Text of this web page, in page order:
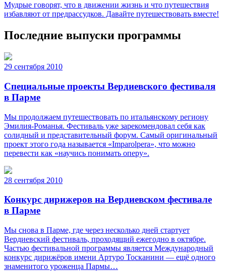
Мудрые говорят, что в движении жизнь и что путешествия
избавляют от предрассудков. Давайте путешествовать вместе!
Последние выпуски программы
29 сентября 2010
Специальные проекты Вердиевского фестиваля
в Парме
Мы продолжаем путешествовать по итальянскому региону
Эмилия-Романья. Фестиваль уже зарекомендовал себя как
солидный и представительный форум. Самый оригинальный
проект этого года называется «Imparolpera», что можно
перевести как «научись понимать оперу».
28 сентября 2010
Конкурс дирижеров на Вердиевском фестивале
в Парме
Мы снова в Парме, где через несколько дней стартует
Вердиевский фестиваль, проходящий ежегодно в октябре.
Частью фестивальной программы является Международный
конкурс дирижёров имени Артуро Тосканини — ещё одного
знаменитого уроженца Пармы…